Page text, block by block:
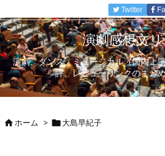
Twitter
演劇感想文
演劇、ダンス、ミュージカル（国内上
評、レビューリンクのまと
ホーム > 大島早紀子